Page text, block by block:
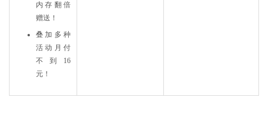
内存翻倍
赠送！
叠加多种
活动月付
不到16
元！